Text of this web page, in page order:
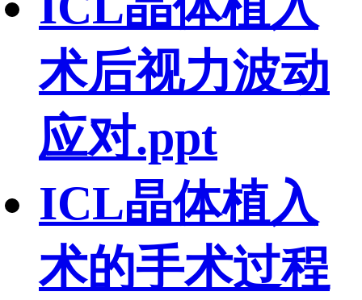
术后视力波动
应对.ppt
ICL晶体植入
术的手术过程